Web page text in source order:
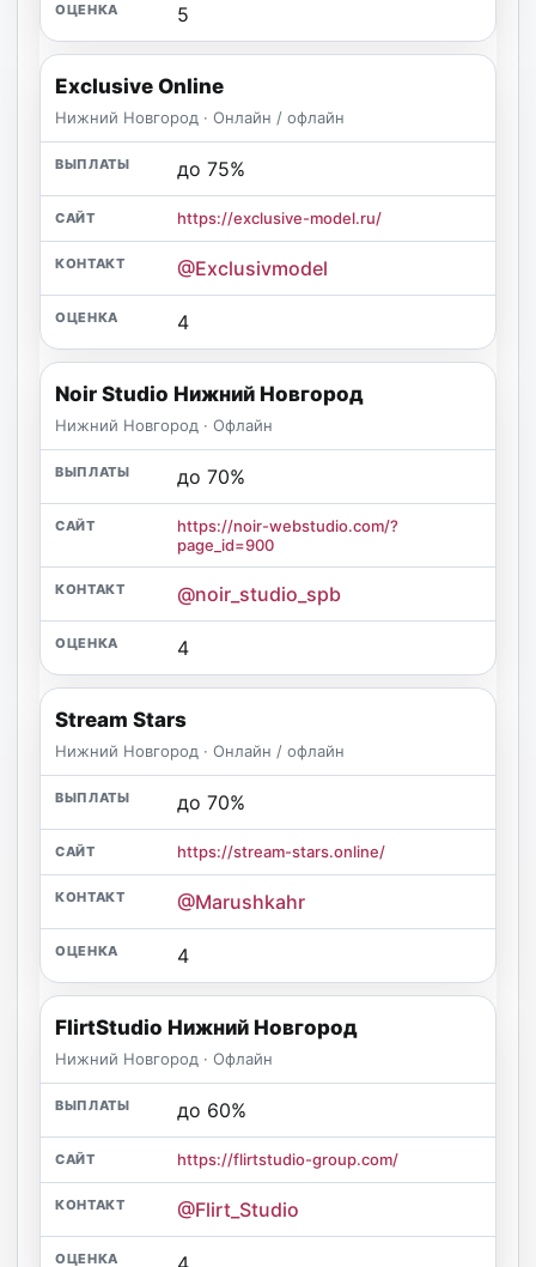
5
Exclusive Online
Нижний Новгород · Онлайн / офлайн
до 75%
https://exclusive-model.ru/
@Exclusivmodel
4
Noir Studio Нижний Новгород
Нижний Новгород · Офлайн
до 70%
https://noir-webstudio.com/?
page_id=900
@noir_studio_spb
4
Stream Stars
Нижний Новгород · Онлайн / офлайн
до 70%
https://stream-stars.online/
@Marushkahr
4
FlirtStudio Нижний Новгород
Нижний Новгород · Офлайн
до 60%
https://flirtstudio-group.com/
@Flirt_Studio